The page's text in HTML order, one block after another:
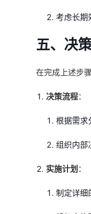
考虑长期
五、决
在完成上述步
决策流程：
根据需求
组织内部
实施计划 ：
制定详细